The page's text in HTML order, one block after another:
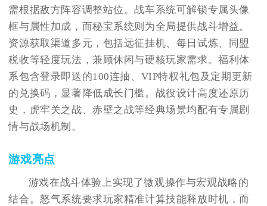
需根据敌方阵容调整站位。战车系统可解锁专属头像
框与属性加成，而秘宝系统则为全局提供战斗增益。
资源获取渠道多元，包括远征挂机、每日试炼、同盟
税收等轻度玩法，兼顾休闲与硬核玩家需求。福利体
系包含登录即送的100连抽、VIP特权礼包及定期更新
的兑换码，显著降低成长门槛。战役设计高度还原历
史，虎牢关之战、赤壁之战等经典场景均配有专属剧
情与战场机制。
游戏亮点
游戏在战斗体验上实现了微观操作与宏观战略的
结合。怒气系统要求玩家精准计算技能释放时机，而